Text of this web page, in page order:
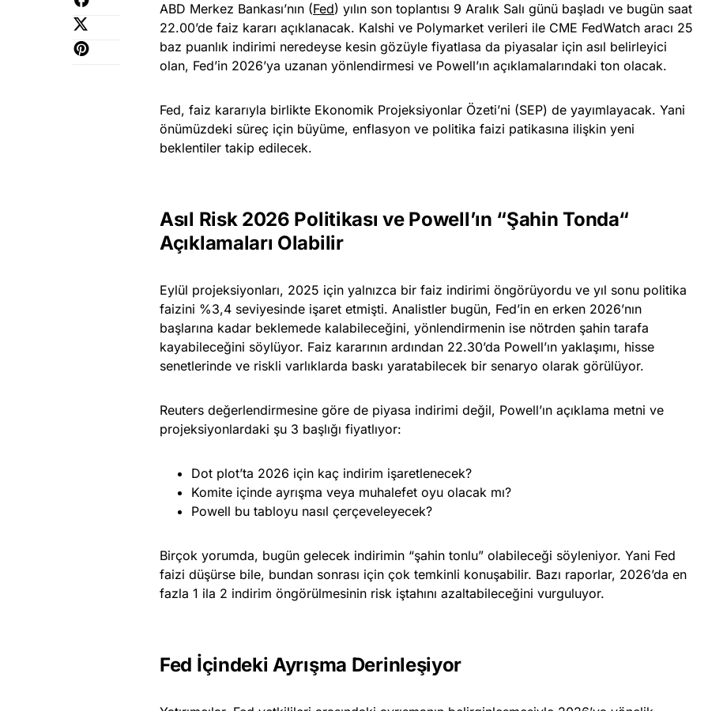
ABD Merkez Bankası’nın (Fed) yılın son toplantısı 9 Aralık Salı günü başladı ve bugün saat
22.00’de faiz kararı açıklanacak. Kalshi ve Polymarket verileri ile CME FedWatch aracı 25
baz puanlık indirimi neredeyse kesin gözüyle fiyatlasa da piyasalar için asıl belirleyici
olan, Fed’in 2026’ya uzanan yönlendirmesi ve Powell’ın açıklamalarındaki ton olacak.
Fed, faiz kararıyla birlikte Ekonomik Projeksiyonlar Özeti’ni (SEP) de yayımlayacak. Yani
önümüzdeki süreç için büyüme, enflasyon ve politika faizi patikasına ilişkin yeni
beklentiler takip edilecek.
Asıl Risk 2026 Politikası ve Powell’ın “Şahin Tonda“
Açıklamaları Olabilir
Eylül projeksiyonları, 2025 için yalnızca bir faiz indirimi öngörüyordu ve yıl sonu politika
faizini %3,4 seviyesinde işaret etmişti. Analistler bugün, Fed’in en erken 2026’nın
başlarına kadar beklemede kalabileceğini, yönlendirmenin ise nötrden şahin tarafa
kayabileceğini söylüyor. Faiz kararının ardından 22.30’da Powell’ın yaklaşımı, hisse
senetlerinde ve riskli varlıklarda baskı yaratabilecek bir senaryo olarak görülüyor.
Reuters değerlendirmesine göre de piyasa indirimi değil, Powell’ın açıklama metni ve
projeksiyonlardaki şu 3 başlığı fiyatlıyor:
Dot plot’ta 2026 için kaç indirim işaretlenecek?
Komite içinde ayrışma veya muhalefet oyu olacak mı?
Powell bu tabloyu nasıl çerçeveleyecek?
Birçok yorumda, bugün gelecek indirimin “şahin tonlu” olabileceği söyleniyor. Yani Fed
faizi düşürse bile, bundan sonrası için çok temkinli konuşabilir. Bazı raporlar, 2026’da en
fazla 1 ila 2 indirim öngörülmesinin risk iştahını azaltabileceğini vurguluyor.
Fed İçindeki Ayrışma Derinleşiyor